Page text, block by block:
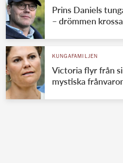
Prins Daniels
– drömmen
KUNGAFAMILJEN
Victoria flyr från
mystiska